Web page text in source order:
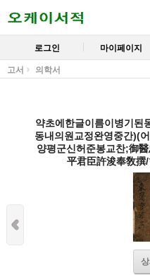
로그인 마이페이지
고서 의학서
약초에한글이름이병기된
동내의원교정완영중간)(
양평군신허준봉교찬;御
平君臣許浚奉敎撰
상